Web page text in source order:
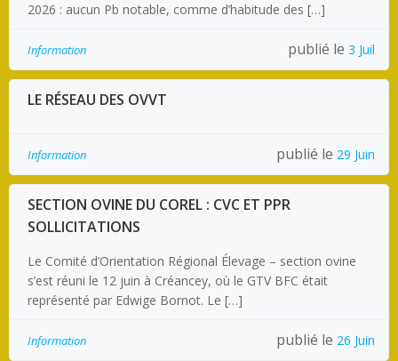
2026 : aucun Pb notable, comme d’habitude des […]
Information publié le 3 Juil
LE RÉSEAU DES OVVT
Information publié le 29 Juin
SECTION OVINE DU COREL : CVC ET PPR
SOLLICITATIONS
Le Comité d’Orientation Régional Élevage – section ovine
s’est réuni le 12 juin à Créancey, où le GTV BFC était
représenté par Edwige Bornot. Le […]
Information publié le 26 Juin